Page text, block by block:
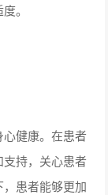
。
健康。在患者
持，关心患者
患者能够更加